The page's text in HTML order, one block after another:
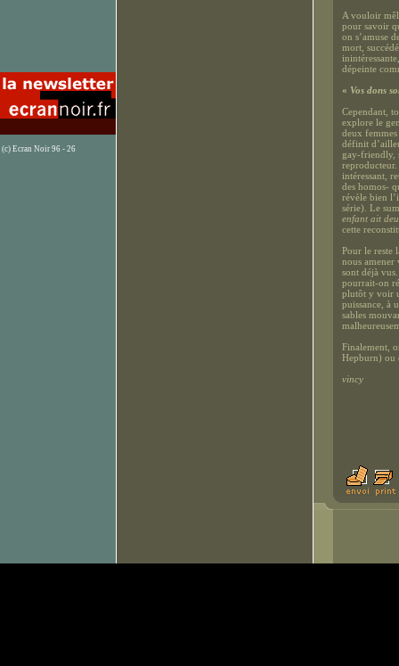
(c) Ecran Noir 96 - 26
A vouloir
pour savoir
on s’amuse
mort,
dépeinte
« Vos dons
Cependant,
explore le
deux femmes
définit
gay-friendly,
reproducteur.
intéressant,
des homos-
révèle bien
série). Le
enfant ait
cette
Pour le reste
nous amener
sont déjà
pourrait-on
plutôt y voir
puissance, à
sables
Finalement,
Hepburn) ou
vincy